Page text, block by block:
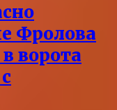
Фролова
ворота